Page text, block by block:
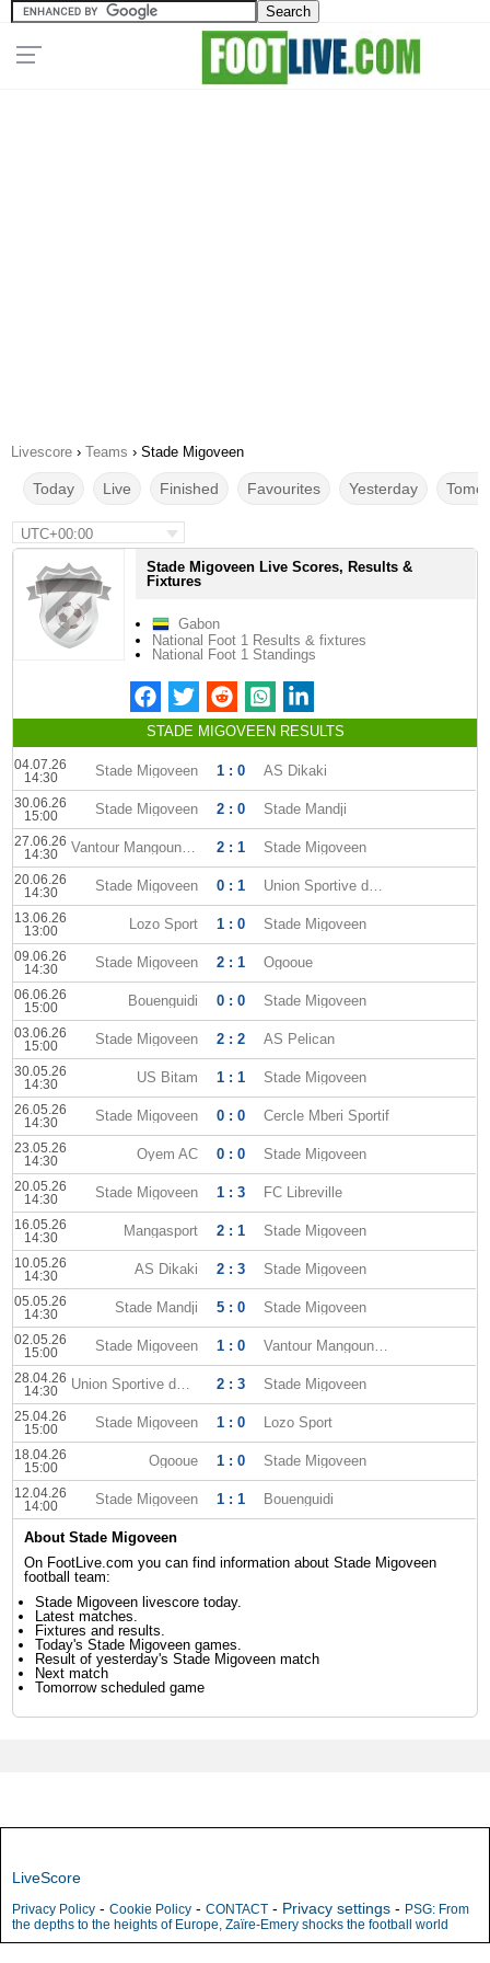
Livescore › Teams › Stade Migoveen
Today Live Finished Favourites Yesterday
UTC+00:00
Stade Migoveen Live Scores, Results &
Fixtures
Gabon
National Foot 1 Results & fixtures
National Foot 1 Standings
STADE MIGOVEEN RESULTS
04.07.26
14:30
Stade Migoveen 1 : 0 AS Dikaki
30.06.26
15:00
Stade Migoveen 2 : 0 Stade Mandji
27.06.26
14:30
Vantour Mangoungou 2 : 1 Stade Migoveen
20.06.26
14:30
Stade Migoveen 0 : 1 Union Sportive dOyem
13.06.26
13:00
Lozo Sport 1 : 0 Stade Migoveen
09.06.26
14:30
Stade Migoveen 2 : 1 Ogooue
06.06.26
15:00
Bouenguidi 0 : 0 Stade Migoveen
03.06.26
15:00
Stade Migoveen 2 : 2 AS Pelican
30.05.26
14:30
US Bitam 1 : 1 Stade Migoveen
26.05.26
14:30
Stade Migoveen 0 : 0 Cercle Mberi Sportif
23.05.26
14:30
Oyem AC 0 : 0 Stade Migoveen
20.05.26
14:30
Stade Migoveen 1 : 3 FC Libreville
16.05.26
14:30
Mangasport 2 : 1 Stade Migoveen
10.05.26
14:30
AS Dikaki 2 : 3 Stade Migoveen
05.05.26
14:30
Stade Mandji 5 : 0 Stade Migoveen
02.05.26
15:00
Stade Migoveen 1 : 0 Vantour Mangoungou
28.04.26
14:30
Union Sportive dOyem 2 : 3 Stade Migoveen
25.04.26
15:00
Stade Migoveen 1 : 0 Lozo Sport
18.04.26
15:00
Ogooue 1 : 0 Stade Migoveen
12.04.26
14:00
Stade Migoveen 1 : 1 Bouenguidi
About Stade Migoveen
On FootLive.com you can find information about Stade Migoveen
football team:
Stade Migoveen livescore today.
Latest matches.
Fixtures and results.
Today's Stade Migoveen games.
Result of yesterday's Stade Migoveen match
Next match
Tomorrow scheduled game
LiveScore
Privacy Policy - Cookie Policy - CONTACT - Privacy settings - PSG: From
the depths to the heights of Europe, Zaïre-Emery shocks the football world